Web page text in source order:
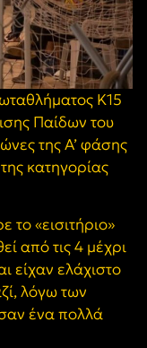
Κ15
Παίδων του
της Α’ φάσης
κατηγορίας
το «εισιτήριο»
από τις 4 μέχρι
είχαν ελάχιστο
λόγω των
ένα πολλά